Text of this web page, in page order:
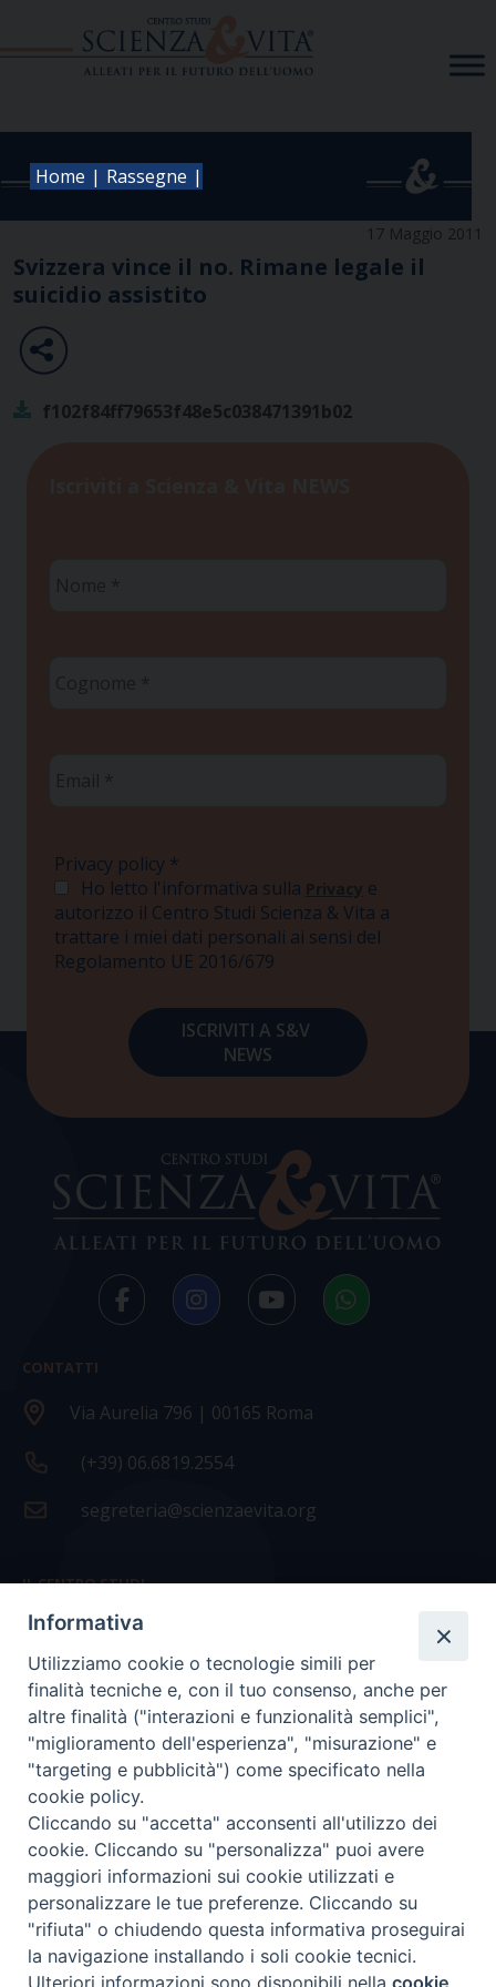
Home | Rassegne |
17 Maggio 2011
Svizzera vince il no. Rimane legale il
suicidio assistito
f102f84ff79653f48e5c038471391b02
Privacy policy *
Ho letto l'informativa sulla Privacy e
autorizzo il Centro Studi Scienza & Vita a
trattare i miei dati personali ai sensi del
Regolamento UE 2016/679
CONTATTI
Via Aurelia 796 | 00165 Roma
(+39) 06.6819.2554
segreteria@scienzaevita.org
IL CENTRO STUDI
La nostra storia
Statuto
Presidenza e ufficio presidenza
Consiglio scientifico
Coordinamento nazionale
COPYRIGHT Scienza & Vita - C.F96600690588- Tutti i
diritti -Privacy- Credits
Informativa
Utilizziamo cookie o tecnologie simili per
finalità tecniche e, con il tuo consenso, anche per
altre finalità ("interazioni e funzionalità semplici",
"miglioramento dell'esperienza", "misurazione" e
"targeting e pubblicità") come specificato nella
cookie policy.
Cliccando su "accetta" acconsenti all'utilizzo dei
cookie. Cliccando su "personalizza" puoi avere
maggiori informazioni sui cookie utilizzati e
personalizzare le tue preferenze. Cliccando su
"rifiuta" o chiudendo questa informativa proseguirai
la navigazione installando i soli cookie tecnici.